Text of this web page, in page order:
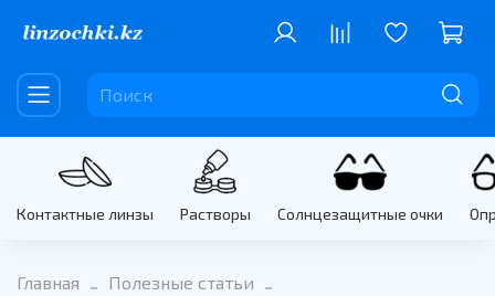
Контактные линзы Растворы Солнцезащитные очки
Главная
Полезные статьи